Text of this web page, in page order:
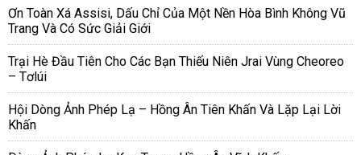
Ơn Toàn Xá Assisi, Dấu Chỉ Của Một Nền Hòa Bình Không Vũ
Trang Và Có Sức Giải Giới
Trại Hè Đầu Tiên Cho Các Bạn Thiếu Niên Jrai Vùng Cheoreo
– Tơlúi
Hội Dòng Ảnh Phép Lạ – Hồng Ân Tiên Khấn Và Lặp Lại Lời
Khấn